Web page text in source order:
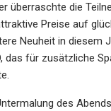
überraschte die
Preise auf
Neuheit in diesem
das für zusätzliche
des